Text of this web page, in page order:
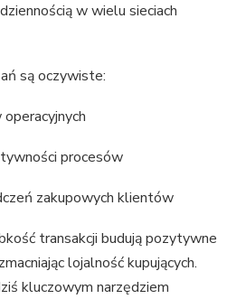
w wielu sieciach
są oczywiste:
procesów
zakupowych klientów
transakcji budują pozytywne
lojalność kupujących.
kluczowym narzędziem